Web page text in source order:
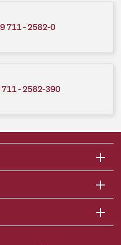
711 - 2582-0
711 - 2582-390